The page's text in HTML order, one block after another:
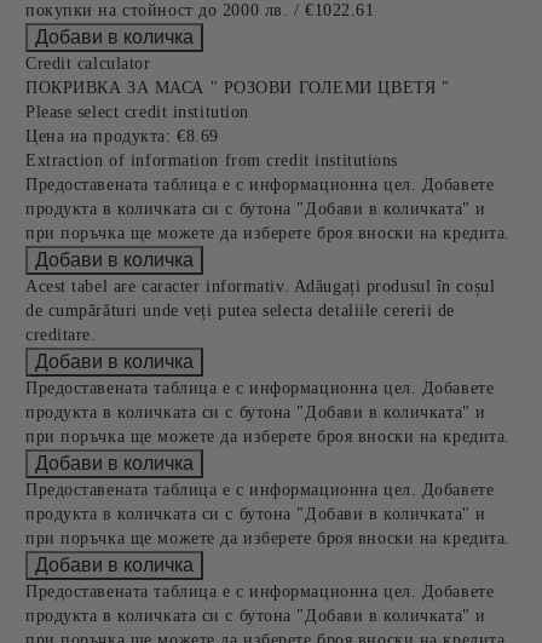
покупки на стойност до 2000 лв. / €1022.61
Credit calculator
ПОКРИВКА ЗА МАСА " РОЗОВИ ГОЛЕМИ ЦВЕТЯ "
Please select credit institution
Цена на продукта: €8.69
Extraction of information from credit institutions
Предоставената таблица е с информационна цел. Добавете
продукта в количката си с бутона "Добави в количката" и
при поръчка ще можете да изберете броя вноски на кредита.
Acest tabel are caracter informativ. Adăugați produsul în coșul
de cumpărături unde veți putea selecta detaliile cererii de
creditare.
Предоставената таблица е с информационна цел. Добавете
продукта в количката си с бутона "Добави в количката" и
при поръчка ще можете да изберете броя вноски на кредита.
Предоставената таблица е с информационна цел. Добавете
продукта в количката си с бутона "Добави в количката" и
при поръчка ще можете да изберете броя вноски на кредита.
Предоставената таблица е с информационна цел. Добавете
продукта в количката си с бутона "Добави в количката" и